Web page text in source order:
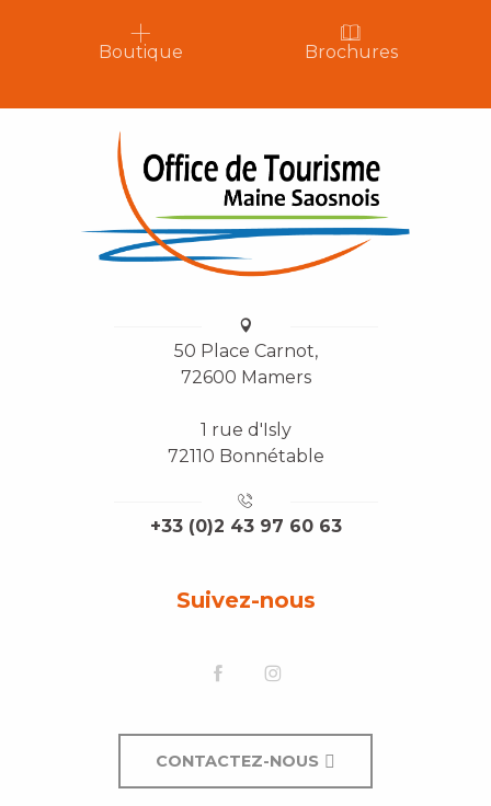
Boutique Brochures
50 Place Carnot,
72600 Mamers
1 rue d'Isly
72110 Bonnétable
+33 (0)2 43 97 60 63
Suivez-nous
CONTACTEZ-NOUS